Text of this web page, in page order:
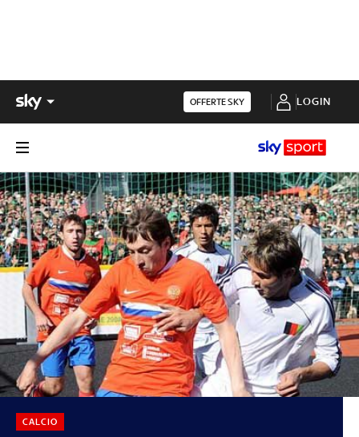
OFFERTE SKY LOGIN
CALCIO